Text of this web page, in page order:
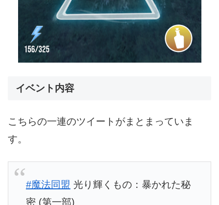
イベント内容
こちらの一連のツイートがまとまっていま
す。
#魔法同盟 光り輝くもの：暴かれた秘
密 (第一部)